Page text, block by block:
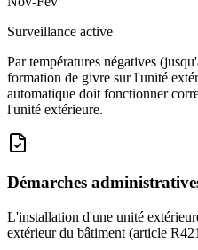
Surveillance active
Par températures négatives
formation de givre sur l'unité
automatique doit fonctionner
l'unité extérieure.
Démarches
L'installation d'une unité
extérieur du bâtiment (article